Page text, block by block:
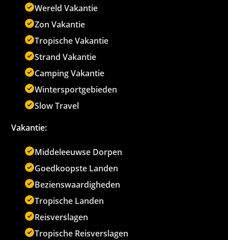
Wereld Vakantie
Zon Vakantie
Tropische Vakantie
Strand Vakantie
Camping Vakantie
Wintersportgebieden
Slow Travel
Vakantie:
Middeleeuwse Dorpen
Goedkoopste Landen
Bezienswaardigheden
Tropische Landen
Reisverslagen
Tropische Reisverslagen